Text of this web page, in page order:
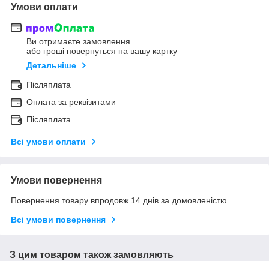
Умови оплати
Ви отримаєте замовлення
або гроші повернуться на вашу картку
Детальніше
Післяплата
Оплата за реквізитами
Післяплата
Всі умови оплати
Умови повернення
Повернення товару впродовж 14 днів за домовленістю
Всі умови повернення
З цим товаром також замовляють